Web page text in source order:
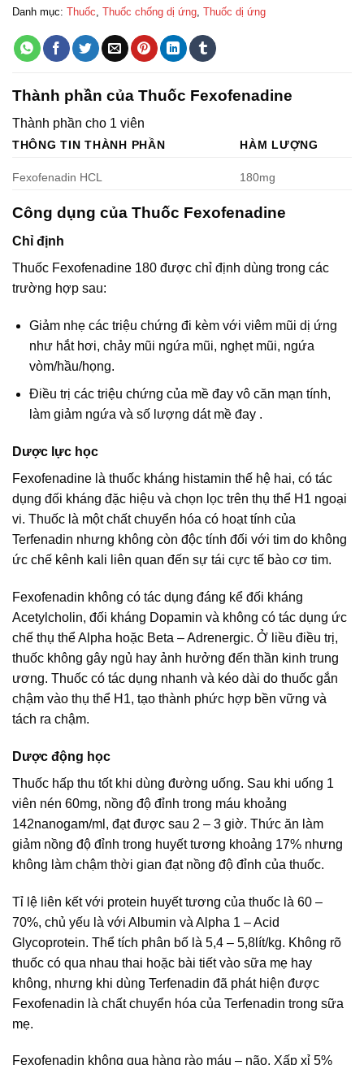
Danh mục: Thuốc Thuốc chống dị ứng Thuốc dị ứng
Thành phần của Thuốc Fexofenadine
Thành phần cho 1 viên
THÔNG TIN THÀNH PHẦN HÀM LƯỢNG
Fexofenadin HCL 180mg
Công dụng của Thuốc Fexofenadine
Chỉ định
Thuốc Fexofenadine 180 được chỉ định dùng trong các
trường hợp sau:
Giảm nhẹ các triệu chứng đi kèm với viêm mũi dị ứng
như hắt hơi, chảy mũi ngứa mũi, nghẹt mũi, ngứa
vòm/hầu/họng.
Điều trị các triệu chứng của mề đay vô căn mạn tính,
làm giảm ngứa và số lượng dát mề đay .
Dược lực học
Fexofenadine là thuốc kháng histamin thế hệ hai, có tác
dụng đối kháng đặc hiệu và chọn lọc trên thụ thể H1 ngoại
vi. Thuốc là một chất chuyển hóa có hoạt tính của
Terfenadin nhưng không còn độc tính đối với tim do không
ức chế kênh kali liên quan đến sự tái cực tế bào cơ tim.
Fexofenadin không có tác dụng đáng kể đối kháng
Acetylcholin, đối kháng Dopamin và không có tác dụng ức
chế thụ thể Alpha hoặc Beta – Adrenergic. Ở liều điều trị,
thuốc không gây ngủ hay ảnh hưởng đến thần kinh trung
ương. Thuốc có tác dụng nhanh và kéo dài do thuốc gắn
chậm vào thụ thể H1, tạo thành phức hợp bền vững và
tách ra chậm.
Dược động học
Thuốc hấp thu tốt khi dùng đường uống. Sau khi uống 1
viên nén 60mg, nồng độ đỉnh trong máu khoảng
142nanogam/ml, đạt được sau 2 – 3 giờ. Thức ăn làm
giảm nồng độ đỉnh trong huyết tương khoảng 17% nhưng
không làm chậm thời gian đạt nồng độ đỉnh của thuốc.
Tỉ lệ liên kết với protein huyết tương của thuốc là 60 –
70%, chủ yếu là với Albumin và Alpha 1 – Acid
Glycoprotein. Thể tích phân bố là 5,4 – 5,8lít/kg. Không rõ
thuốc có qua nhau thai hoặc bài tiết vào sữa mẹ hay
không, nhưng khi dùng Terfenadin đã phát hiện được
Fexofenadin là chất chuyển hóa của Terfenadin trong sữa
mẹ.
Fexofenadin không qua hàng rào máu – não. Xấp xỉ 5%